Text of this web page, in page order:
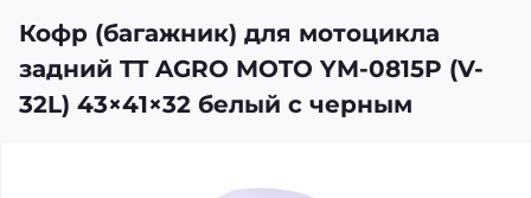
Кофр (багажник) для мотоцикла
задний TT AGRO MOTO YM-0815P (V-
32L) 43×41×32 белый с черным